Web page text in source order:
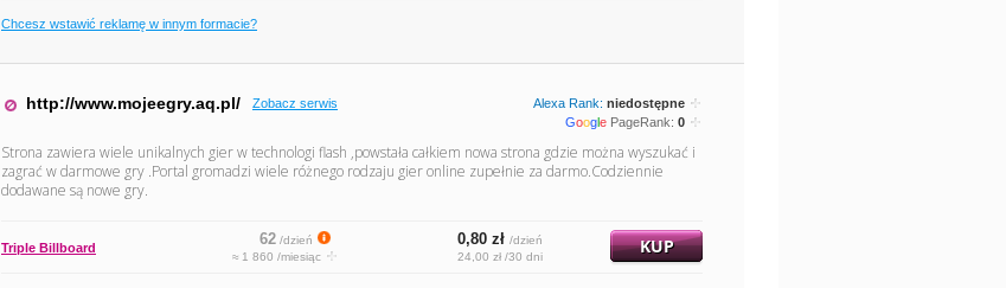
Chcesz wstawić reklamę w innym formacie?
http://www.mojeegry.aq.pl/ Zobacz serwis Alexa Rank: niedostępne
Google PageRank: 0
Strona zawiera wiele unikalnych gier w technologi flash ,powstała całkiem nowa strona gdzie można wyszukać i
zagrać w darmowe gry .Portal gromadzi wiele różnego rodzaju gier online zupełnie za darmo.Codziennie
dodawane są nowe gry.
Triple Billboard 62/dzień
≈ 1 860 /miesiąc
0,80 zł /dzień
24,00 zł /30 dni
KUP